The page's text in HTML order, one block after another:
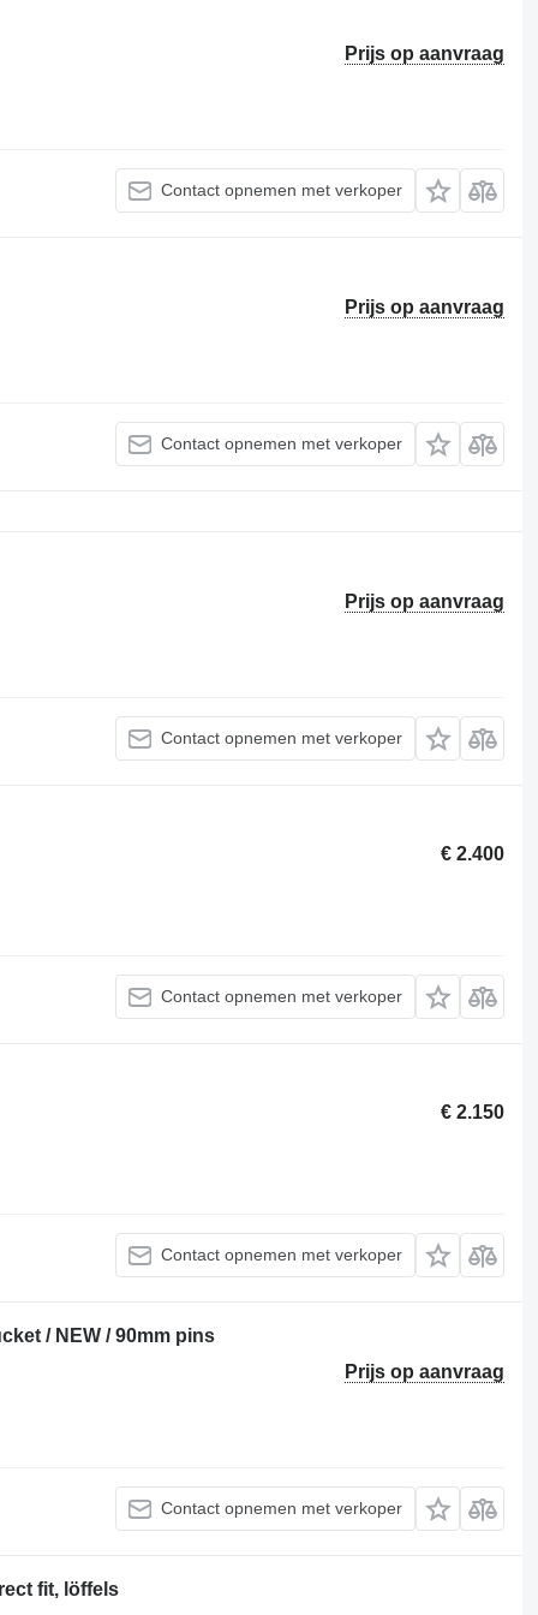
Prijs op aanvraag
Contact opnemen met verkoper
Prijs op aanvraag
Contact opnemen met verkoper
Prijs op aanvraag
Contact opnemen met verkoper
€ 2.400
Contact opnemen met verkoper
€ 2.150
Contact opnemen met verkoper
/ NEW / 90mm pins
Prijs op aanvraag
Contact opnemen met verkoper
fit, löffels